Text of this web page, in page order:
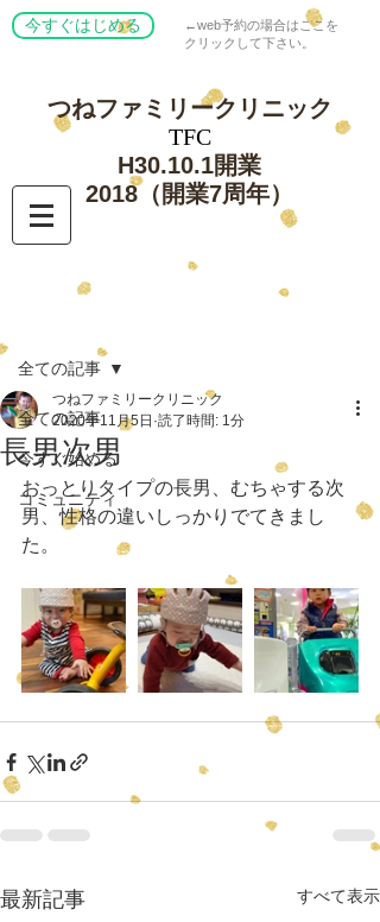
今すぐはじめる
←web予約の場合はここを
クリックして下さい。
つねファミリークリニック
​TFC
​H30.10.1開業
​2018（開業7周年）
全ての記事
今すぐ始める
コミュニティ
全ての記事
長男次男
つねファミリークリニック
2020年11月5日 読了時間: 1分
おっとりタイプの長男、むちゃする次
男、性格の違いしっかりでてきまし
た。
最新記事 すべて表示